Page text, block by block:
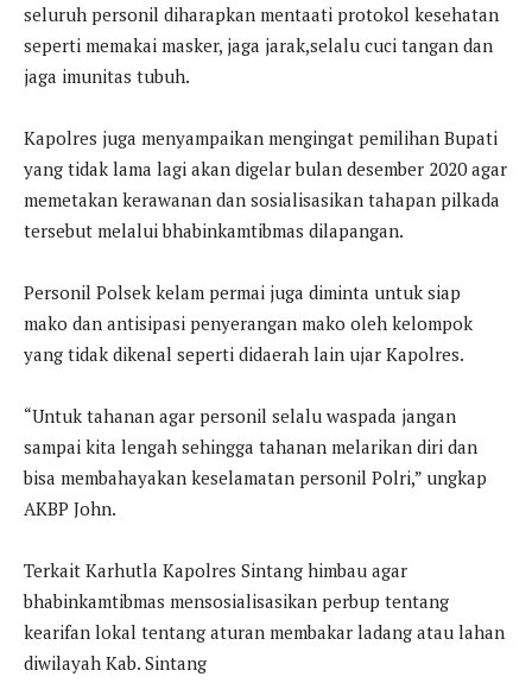
seluruh personil diharapkan mentaati protokol kesehatan
seperti memakai masker, jaga jarak,selalu cuci tangan dan
jaga imunitas tubuh.
Kapolres juga menyampaikan mengingat pemilihan Bupati
yang tidak lama lagi akan digelar bulan desember 2020 agar
memetakan kerawanan dan sosialisasikan tahapan pilkada
tersebut melalui bhabinkamtibmas dilapangan.
Personil Polsek kelam permai juga diminta untuk siap
mako dan antisipasi penyerangan mako oleh kelompok
yang tidak dikenal seperti didaerah lain ujar Kapolres.
“Untuk tahanan agar personil selalu waspada jangan
sampai kita lengah sehingga tahanan melarikan diri dan
bisa membahayakan keselamatan personil Polri,” ungkap
AKBP John.
Terkait Karhutla Kapolres Sintang himbau agar
bhabinkamtibmas mensosialisasikan perbup tentang
kearifan lokal tentang aturan membakar ladang atau lahan
diwilayah Kab. Sintang